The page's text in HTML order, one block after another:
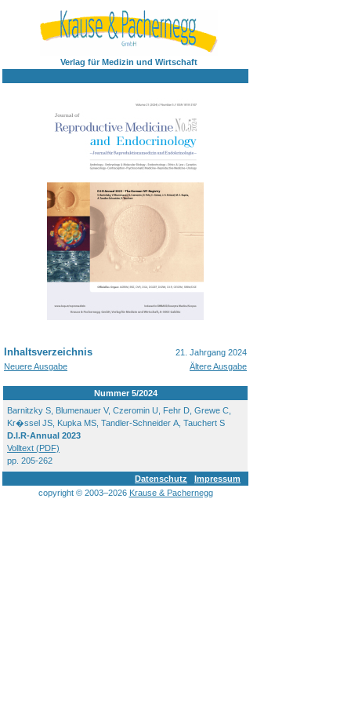
Verlag für Medizin und Wirtschaft
Inhaltsverzeichnis
21. Jahrgang 2024
Neuere Ausgabe
Ältere Ausgabe
Nummer 5/2024
Barnitzky S, Blumenauer V, Czeromin U, Fehr D, Grewe C,
Kr�ssel JS, Kupka MS, Tandler-Schneider A, Tauchert S
D.I.R-Annual 2023
Volltext (PDF)
pp. 205-262
Datenschutz
Impressum
copyright © 2003–2026 Krause & Pachernegg